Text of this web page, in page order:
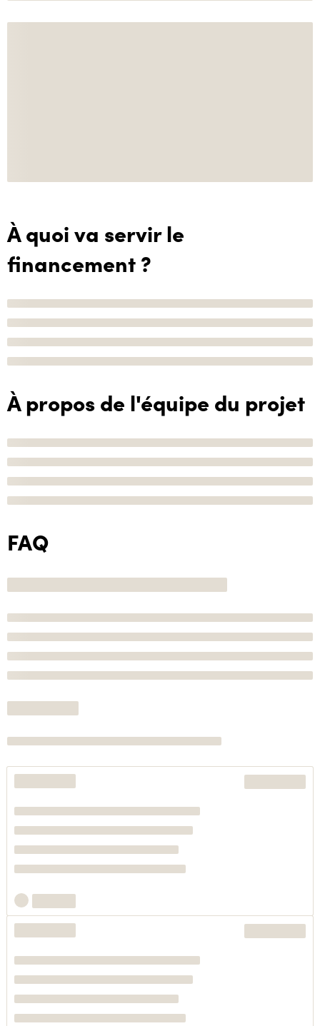
À quoi va servir le
financement ?
À propos de l'équipe du projet
FAQ